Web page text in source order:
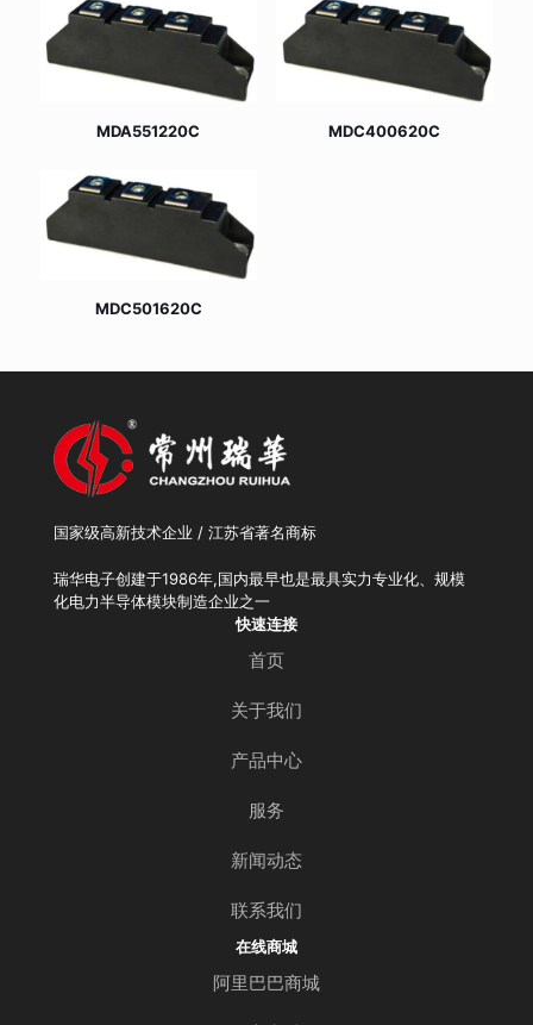
MDA551220C MDC400620C
MDC501620C
国家级高新技术企业 / 江苏省著名商标
瑞华电子创建于1986年,国内最早也是最具实力专业化、规模
化电力半导体模块制造企业之一
快速连接
首页
关于我们
产品中心
服务
新闻动态
联系我们
在线商城
阿里巴巴商城